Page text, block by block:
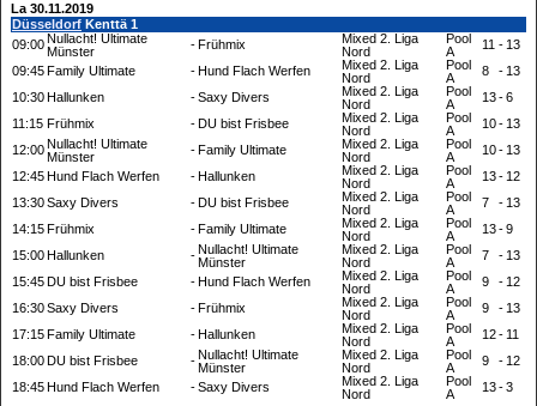
La 30.11.2019
Düsseldorf Kenttä 1
09:00Nullacht! Ultimate
Münster
-Frühmix
Mixed 2. Liga
Nord
Pool
A
11 - 13
09:45Family Ultimate -Hund Flach Werfen
Mixed 2. Liga
Nord
Pool
A
8 - 13
10:30Hallunken -Saxy Divers
Mixed 2. Liga
Nord
Pool
A
13-6
11:15 Frühmix -DU bist Frisbee
Mixed 2. Liga
Nord
Pool
A
10- 13
12:00Nullacht! Ultimate
Münster
-Family Ultimate
Mixed 2. Liga
Nord
Pool
A
10- 13
12:45Hund Flach Werfen -Hallunken
Mixed 2. Liga
Nord
Pool
A
13- 12
13:30Saxy Divers -DU bist Frisbee
Mixed 2. Liga
Nord
Pool
A
7 - 13
14:15Frühmix -Family Ultimate
Mixed 2. Liga
Nord
Pool
A
13-9
15:00Hallunken -Nullacht! Ultimate
Münster
Mixed 2. Liga
Nord
Pool
A
7 - 13
15:45DU bist Frisbee -Hund Flach Werfen
Mixed 2. Liga
Nord
Pool
A
9 - 12
16:30Saxy Divers -Frühmix
Mixed 2. Liga
Nord
Pool
A
9 - 13
17:15Family Ultimate -Hallunken
Mixed 2. Liga
Nord
Pool
A
12- 11
18:00DU bist Frisbee -Nullacht! Ultimate
Münster
Mixed 2. Liga
Nord
Pool
A
9 - 12
18:45Hund Flach Werfen -Saxy Divers
Mixed 2. Liga
Nord
Pool
A
13-3